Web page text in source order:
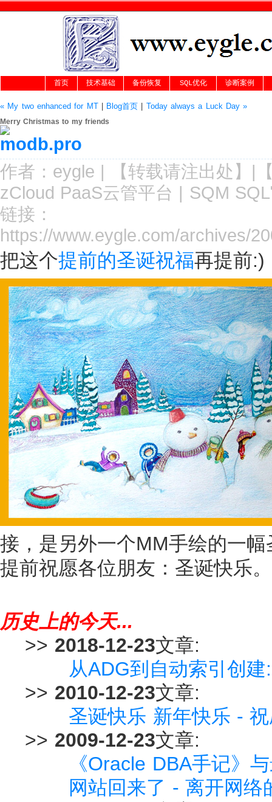
首页 技术基础 备份恢复 SQL优化 诊断案例
« My two enhanced for MT| Blog首页 Today always a Luck Day »
Merry Christmas to my friends
作者： eygle | 【转载请注出处 】|
zCloud PaaS云管平台 | SQM
链接：
https://www.eygle.com/archives/
把这个提前的圣诞祝福再提前:)
接，是另外一个MM手绘的一
提前祝愿各位朋友：圣诞快乐
历史上的今天...
>> 2018-12-23文章:
从ADG到自动索引创
>> 2010-12-23文章:
圣诞快乐 新年快乐 -
>> 2009-12-23文章:
《Oracle DBA手记》
网站回来了 - 离开网络